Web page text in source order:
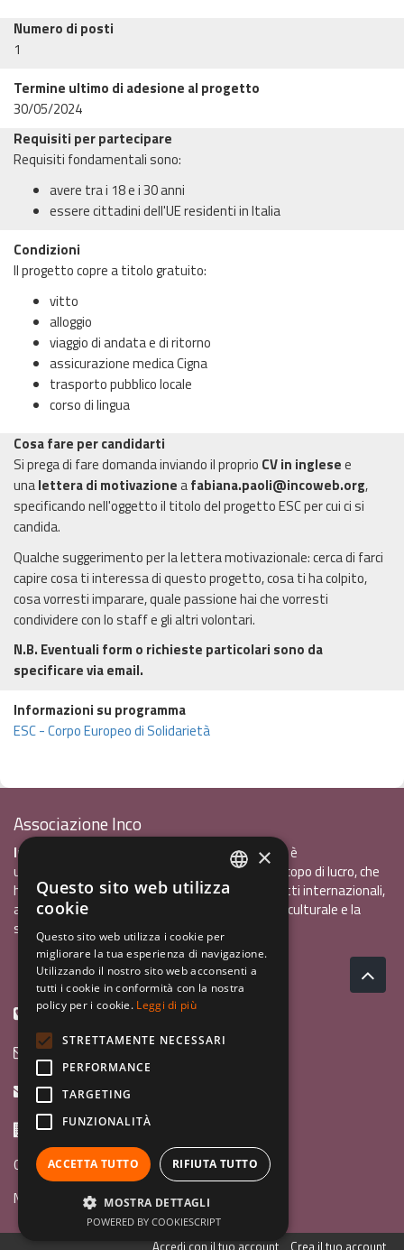
Numero di posti
1
Termine ultimo di adesione al progetto
30/05/2024
Requisiti per partecipare
Requisiti fondamentali sono:
avere tra i 18 e i 30 anni
essere cittadini dell'UE residenti in Italia
Condizioni
Il progetto copre a titolo gratuito:
vitto
alloggio
viaggio di andata e di ritorno
assicurazione medica Cigna
trasporto pubblico locale
corso di lingua
Cosa fare per candidarti
Si prega di fare domanda inviando il proprio CV in inglesee
unalettera di motivazioneafabiana.paoli@incoweb.org,
specificando nell'oggetto il titolo del progetto ESC per cui ci si
candida.
Qualche suggerimento per la lettera motivazionale: cerca di farci
capire cosa ti interessa di questo progetto, cosa ti ha colpito,
cosa vorresti imparare, quale passione hai che vorresti
condividere con lo staff e gli altri volontari.
N.B. Eventuali form o richieste particolari sono da
specificare via email.
Informazioni su programma
ESC - Corpo Europeo di Solidarietà
Associazione Inco
InCo - Interculturalità & Comunicazione APSè
un'associazione di promozione sociale, senza scopo di lucro, che
ha l'obiettivo di promuovere gli scambi e i contatti internazionali,
al fine accrescere tra i giovani la sensibilità interculturale e la
solidarietà internazionale.
Privacy policy.pdf120,41 kB
+39 0461 1822775
info@incoweb.org
inco@mypec.eu
Via Scipio Sighele 3 38122 - Trento (TN)
Guida ai programmi
News
Accedi con il tuo account Crea il tuo account
GERMAN
×
Questo sito web utilizza
cookie
Questo sito web utilizza i cookie per
migliorare la tua esperienza di navigazione.
Utilizzando il nostro sito web acconsenti a
tutti i cookie in conformità con la nostra
policy per i cookie. Leggi di più
STRETTAMENTE NECESSARI
PERFORMANCE
TARGETING
FUNZIONALITÀ
ACCETTA TUTTO RIFIUTA TUTTO
MOSTRA DETTAGLI
POWERED BY COOKIESCRIPT